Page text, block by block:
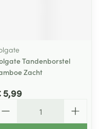
Tandenborstel
Zacht
5,99